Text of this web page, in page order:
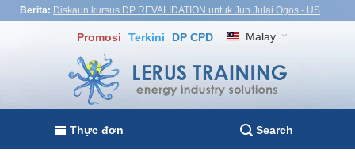
Berita: Diskaun kursus DP REVALIDATION untuk Jun Julai Ogos - USD1,000! Vietnam, Turkiye, Malaysia
Promosi Terkini DP CPD Malay
Thực đơn Search